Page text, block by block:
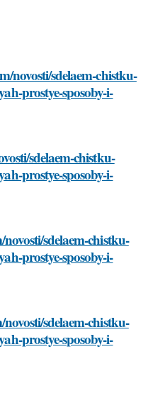
novosti/sdelaem-chistku-
prostye-sposoby-i-
sdelaem-chistku-
prostye-sposoby-i-
sdelaem-chistku-
prostye-sposoby-i-
sdelaem-chistku-
prostye-sposoby-i-